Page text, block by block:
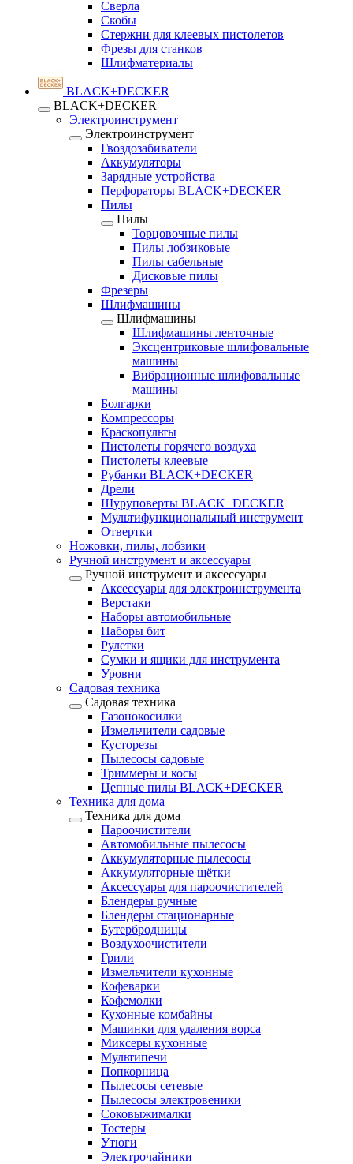
Сверла
Скобы
Стержни для клеевых пистолетов
Фрезы для станков
Шлифматериалы
BLACK+DECKER
BLACK+DECKER
Электроинструмент
Электроинструмент
Гвоздозабиватели
Аккумуляторы
Зарядные устройства
Перфораторы BLACK+DECKER
Пилы
Пилы
Торцовочные пилы
Пилы лобзиковые
Пилы сабельные
Дисковые пилы
Фрезеры
Шлифмашины
Шлифмашины
Шлифмашины ленточные
Эксцентриковые шлифовальные
машины
Вибрационные шлифовальные
машины
Болгарки
Компрессоры
Краскопульты
Пистолеты горячего воздуха
Пистолеты клеевые
Рубанки BLACK+DECKER
Дрели
Шуруповерты BLACK+DECKER
Мультифункциональный инструмент
Отвертки
Ножовки, пилы, лобзики
Ручной инструмент и аксессуары
Ручной инструмент и аксессуары
Аксессуары для электроинструмента
Верстаки
Наборы автомобильные
Наборы бит
Рулетки
Сумки и ящики для инструмента
Уровни
Садовая техника
Садовая техника
Газонокосилки
Измельчители садовые
Кусторезы
Пылесосы садовые
Триммеры и косы
Цепные пилы BLACK+DECKER
Техника для дома
Техника для дома
Пароочистители
Автомобильные пылесосы
Аккумуляторные пылесосы
Аккумуляторные щётки
Аксессуары для пароочистителей
Блендеры ручные
Блендеры стационарные
Бутербродницы
Воздухоочистители
Грили
Измельчители кухонные
Кофеварки
Кофемолки
Кухонные комбайны
Машинки для удаления ворса
Миксеры кухонные
Мультипечи
Попкорница
Пылесосы сетевые
Пылесосы электровеники
Соковыжималки
Тостеры
Утюги
Электрочайники